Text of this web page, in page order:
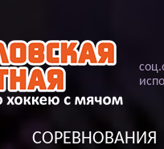
соц.
СОРЕВНОВАНИЯ